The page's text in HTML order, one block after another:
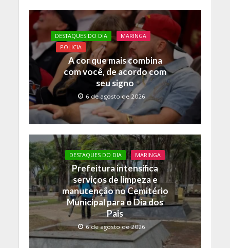
DESTAQUES DO DIA
MARINGA
POLICIA
A cor que mais combina
com você, de acordo com
seu signo
6 de agosto de 2026
DESTAQUES DO DIA MARINGA
Prefeitura intensifica
serviços de limpeza e
manutenção no Cemitério
Municipal para o Dia dos
Pais
6 de agosto de 2026